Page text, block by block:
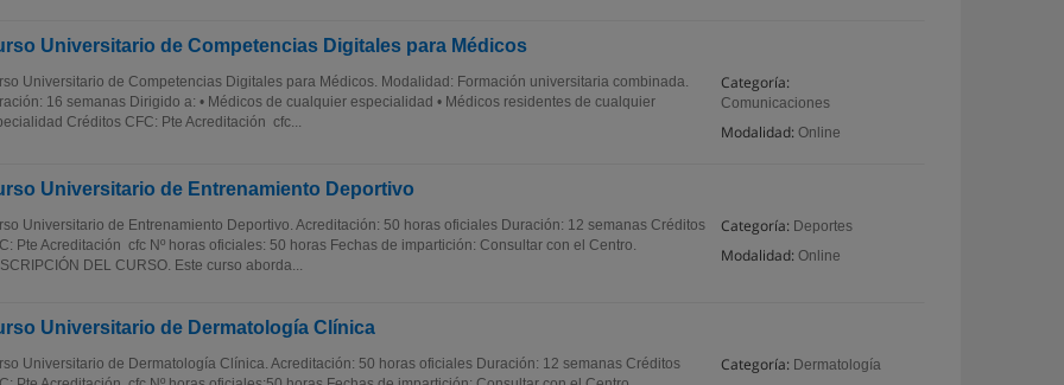
Universitario de Competencias Digitales para Médicos
Categoría:
Comunicaciones
Modalidad: Online
Universitario de Competencias Digitales para Médicos. Modalidad: Formación universitaria combinada.
16 semanas Dirigido a: • Médicos de cualquier especialidad • Médicos residentes de cualquier
Créditos CFC: Pte Acreditación cfc...
Universitario de Entrenamiento Deportivo
Categoría: Deportes
Modalidad: Online
Universitario de Entrenamiento Deportivo. Acreditación: 50 horas oficiales Duración: 12 semanas Créditos
Pte Acreditación cfc Nº horas oficiales: 50 horas Fechas de impartición: Consultar con el Centro.
DEL CURSO. Este curso aborda...
Universitario de Dermatología Clínica
Categoría: Dermatología
Universitario de Dermatología Clínica. Acreditación: 50 horas oficiales Duración: 12 semanas Créditos